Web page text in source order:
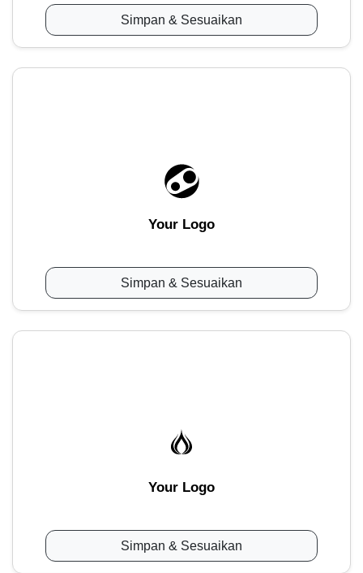
Simpan & Sesuaikan
Your Logo
Simpan & Sesuaikan
Your Logo
Simpan & Sesuaikan